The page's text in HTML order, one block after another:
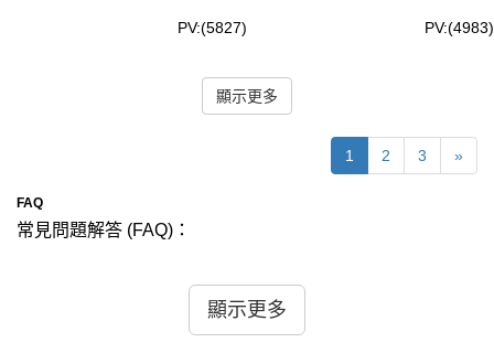
PV:(5827) PV:(4983)
顯示更多
1 2 3 »
FAQ
常見問題解答 (FAQ)：
答: iGift 馬姐衫採用高品質的純棉材質，確保舒適度和耐用性，適合
顯示更多